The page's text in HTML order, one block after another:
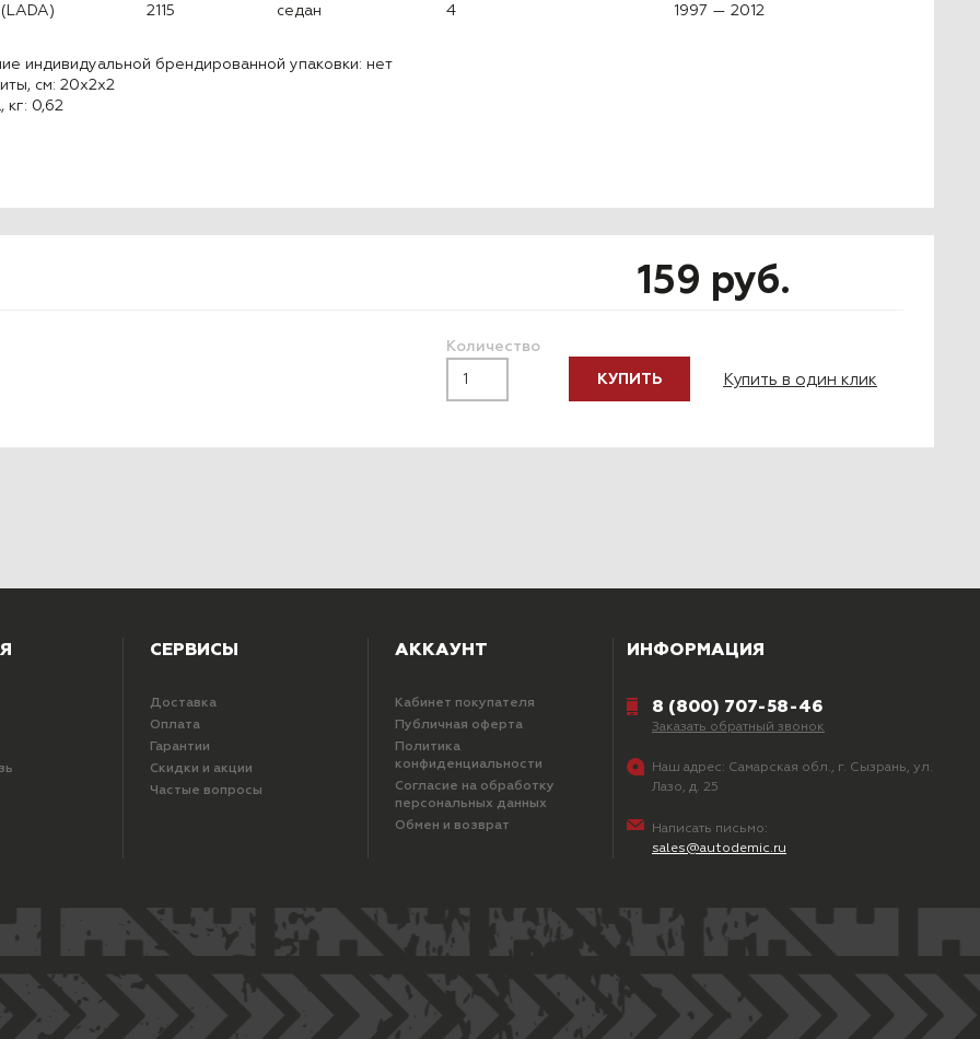
2115 седан 4 1997 — 2012
индивидуальной брендированной упаковки: нет
см: 20x2x2
кг: 0,62
159 руб.
Количество
КУПИТЬ Купить в один клик
СЕРВИСЫ
Доставка
Оплата
Гарантии
Скидки и акции
Частые вопросы
АККАУНТ
Кабинет покупателя
Публичная оферта
Политика
конфиденциальности
Согласие на обработку
персональных данных
Обмен и возврат
ИНФОРМАЦИЯ
8 (800) 707-58-46
Заказать обратный звонок
Наш адрес: Самарская обл., г. Сызрань, ул.
Лазо, д. 25
Написать письмо:
sales@autodemic.ru